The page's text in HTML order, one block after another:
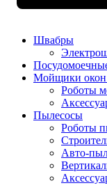
Швабры
Мойщики окон
Роботы
Пылесосы
Роботы
Авто-